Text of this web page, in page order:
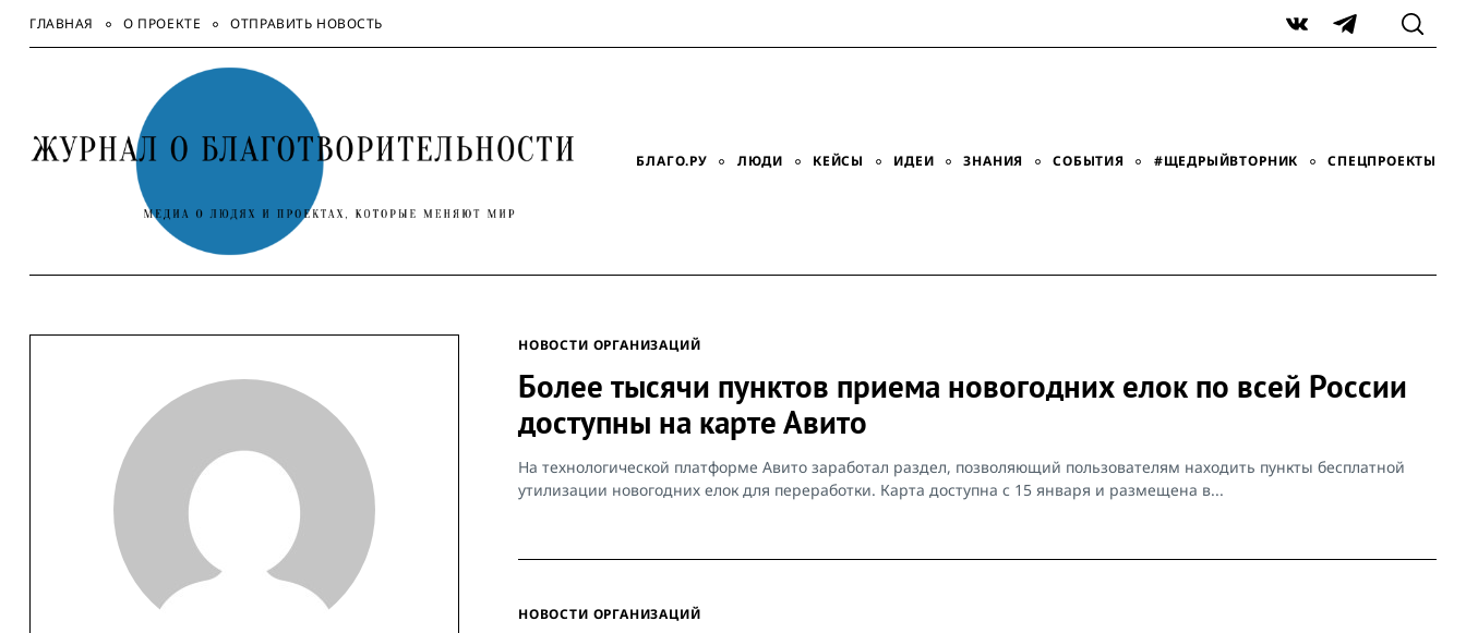
SkipГЛАВНАЯ О ПРОЕКТЕ ОТПРАВИТЬ НОВОСТЬ
VK Telegram
БЛАГО.РУ ЛЮДИ КЕЙСЫ ИДЕИ ЗНАНИЯ СОБЫТИЯ #ЩЕДРЫЙВТОРНИК СПЕЦПРОЕКТЫ
НОВОСТИ ОРГАНИЗАЦИЙ
Более тысячи пунктов приема новогодних елок по всей России
доступны на карте Авито
На технологической платформе Авито заработал раздел, позволяющий пользователям находить пункты бесплатной
утилизации новогодних елок для переработки. Карта доступна с 15 января и размещена в...
НОВОСТИ ОРГАНИЗАЦИЙ